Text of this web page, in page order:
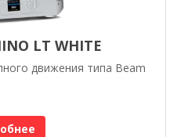
LT WHITE
движения типа Beam